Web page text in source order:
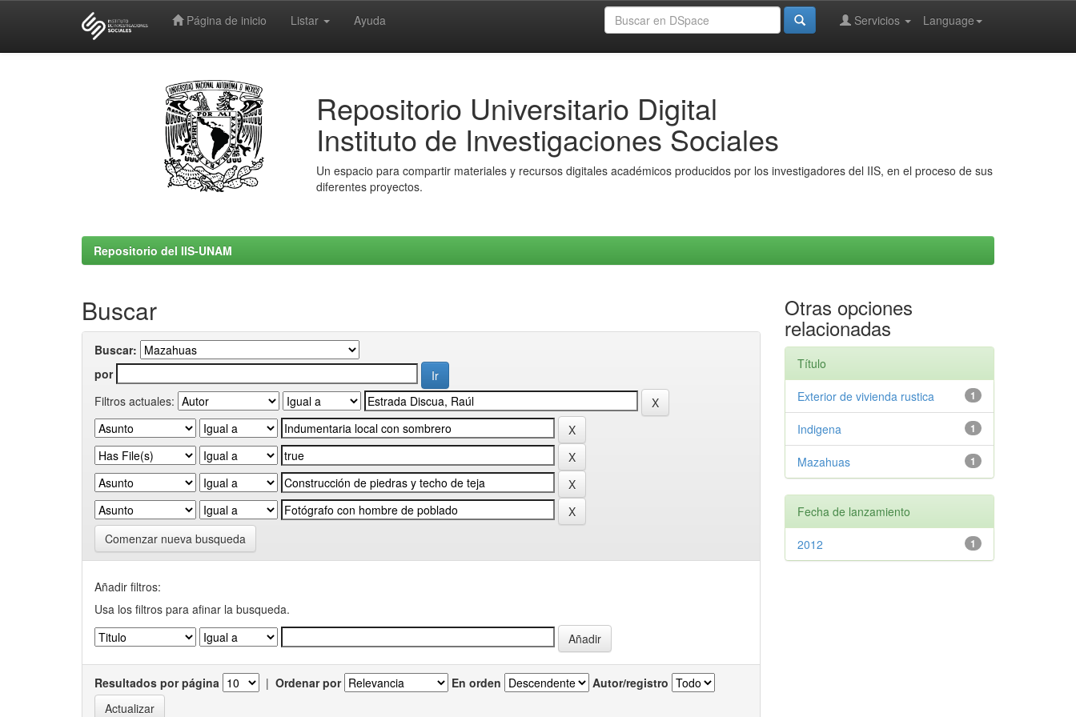
Página de inicio Listar Ayuda Language
Servicios
Repositorio Universitario Digital
Instituto de Investigaciones Sociales
Un espacio para compartir materiales y recursos digitales académicos producidos por los investigadores del IIS, en el proceso de sus
diferentes proyectos.
Repositorio del IIS-UNAM
Buscar
Buscar:
por
Filtros actuales:
Comenzar nueva busqueda
Añadir filtros:
Usa los filtros para afinar la busqueda.
Resultados por página | Ordenar por En orden Autor/registro
Otras opciones
relacionadas
Título
1
Exterior de vivienda rustica
1
Indigena
1
Mazahuas
Fecha de lanzamiento
1
2012